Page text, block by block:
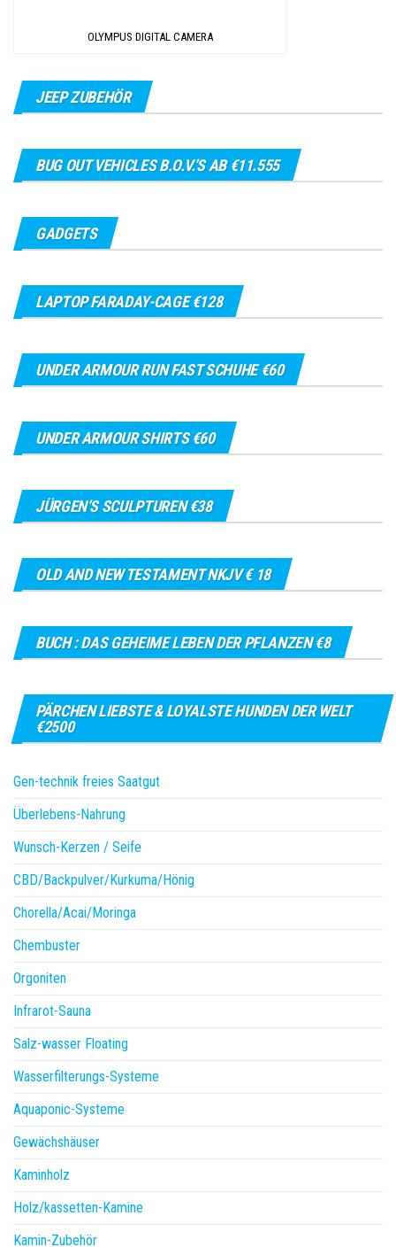
OLYMPUS DIGITAL CAMERA
JEEP ZUBEHÖR
BUG OUT VEHICLES B.O.V.’S AB €11.555
GADGETS
LAPTOP FARADAY-CAGE €128
UNDER ARMOUR RUN FAST SCHUHE €60
UNDER ARMOUR SHIRTS €60
JÜRGEN’S SCULPTUREN €38
OLD AND NEW TESTAMENT NKJV € 18
BUCH : DAS GEHEIME LEBEN DER PFLANZEN €8
PÄRCHEN LIEBSTE & LOYALSTE HUNDEN DER WELT
€2500
Gen-technik freies Saatgut
Überlebens-Nahrung
Wunsch-Kerzen / Seife
CBD/Backpulver/Kurkuma/Hönig
Chorella/Acai/Moringa
Chembuster
Orgoniten
Infrarot-Sauna
Salz-wasser Floating
Wasserfilterungs-Systeme
Aquaponic-Systeme
Gewächshäuser
Kaminholz
Holz/kassetten-Kamine
Kamin-Zubehör